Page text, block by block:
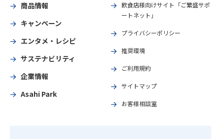
商品情報
キャンペーン
エンタメ・レシピ
サステナビリティ
企業情報
Asahi Park
飲食店様向けサイト「ご繁盛サポ
ートネット」
プライバシーポリシー
推奨環境
ご利用規約
サイトマップ
お客様相談室